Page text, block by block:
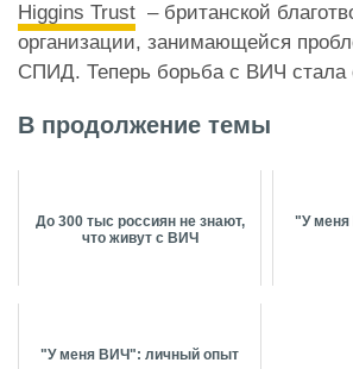
Higgins Trust – британской
организации, занимающейся
СПИД. Теперь борьба с ВИЧ стала
В продолжение темы
До 300 тыс россиян не знают,
что живут с ВИЧ
"У меня
"У меня ВИЧ": личный опыт